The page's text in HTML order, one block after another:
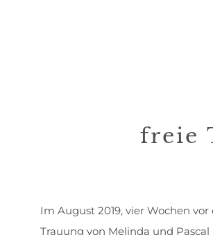
freie
Im August 2019, vier Wochen
Trauung von Melinda und